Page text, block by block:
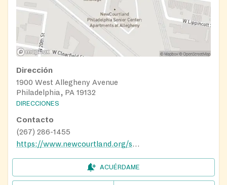
Dirección
1900 West Allegheny Avenue
Philadelphia, PA 19132
DIRECCIONES
Contacto
(267) 286-1455
https://www.newcourtland.org/senior-center/
ACUÉRDAME